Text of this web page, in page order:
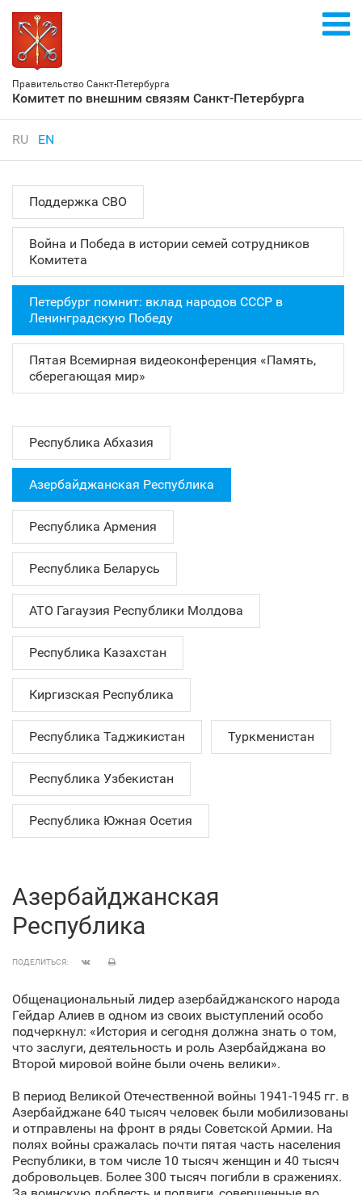
Правительство Санкт‑Петербурга
Комитет по внешним связям Санкт‑Петербурга
RU EN
Поддержка СВО
Война и Победа в истории семей сотрудников
Комитета
Петербург помнит: вклад народов СССР в
Ленинградскую Победу
Пятая Всемирная видеоконференция «Память,
сберегающая мир»
Республика Абхазия
Азербайджанская Республика
Республика Армения
Республика Беларусь
АТО Гагаузия Республики Молдова
Республика Казахстан
Киргизская Республика
Республика Таджикистан Туркменистан
Республика Узбекистан
Республика Южная Осетия
Азербайджанская
Республика
ПОДЕЛИТЬСЯ:
Общенациональный лидер азербайджанского народа
Гейдар Алиев в одном из своих выступлений особо
подчеркнул: «История и сегодня должна знать о том,
что заслуги, деятельность и роль Азербайджана во
Второй мировой войне были очень велики».
В период Великой Отечественной войны 1941-1945 гг. в
Азербайджане 640 тысяч человек были мобилизованы
и отправлены на фронт в ряды Советской Армии. На
полях войны сражалась почти пятая часть населения
Республики, в том числе 10 тысяч женщин и 40 тысяч
добровольцев. Более 300 тысяч погибли в сражениях.